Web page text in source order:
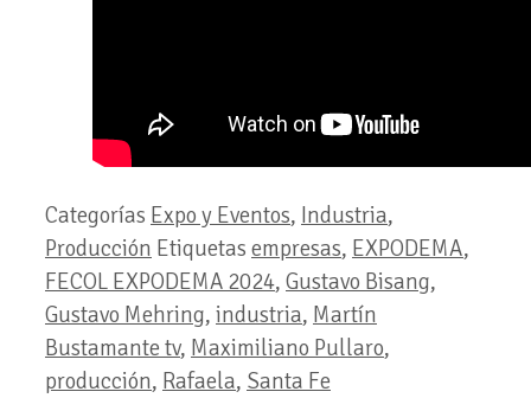
Categorías Expo y Eventos, Industria,
Producción Etiquetas empresas, EXPODEMA,
FECOL EXPODEMA 2024, Gustavo Bisang,
Gustavo Mehring, industria, Martín
Bustamante tv, Maximiliano Pullaro,
producción, Rafaela, Santa Fe